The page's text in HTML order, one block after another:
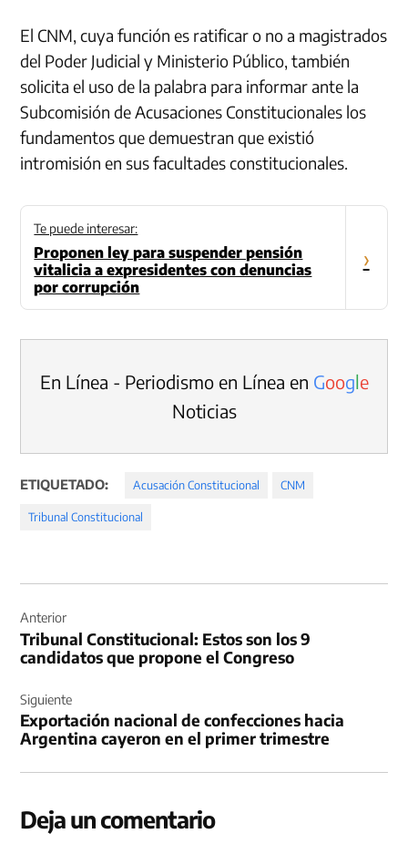
El CNM, cuya función es ratificar o no a magistrados
del Poder Judicial y Ministerio Público, también
solicita el uso de la palabra para informar ante la
Subcomisión de Acusaciones Constitucionales los
fundamentos que demuestran que existió
intromisión en sus facultades constitucionales.
Te puede interesar:
Proponen ley para suspender pensión
vitalicia a expresidentes con denuncias
por corrupción
›
En Línea - Periodismo en Línea en Google
Noticias
ETIQUETADO: Acusación Constitucional CNM
Tribunal Constitucional
de
entradas
Anterior
Tribunal Constitucional: Estos son los 9
candidatos que propone el Congreso
Siguiente
Exportación nacional de confecciones hacia
Argentina cayeron en el primer trimestre
Deja un comentario